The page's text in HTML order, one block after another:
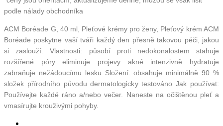
podle nálady obchodníka
ACM Boréade G, 40 ml, Pleťové krémy pro ženy, Pleťový krém ACM
Boréade poskytne vaší tváři každý den přesně takovou péči, jakou
si zaslouží. Vlastnosti: působí proti nedokonalostem stahuje
rozšířené póry eliminuje projevy akné intenzivně hydratuje
zabraňuje nežádoucímu lesku Složení: obsahuje minimálně 90 %
složek přírodního původu dermatologicky testováno Jak používat:
Používejte každé ráno a/nebo večer. Naneste na očištěnou pleť a
vmasírujte krouživými pohyby.